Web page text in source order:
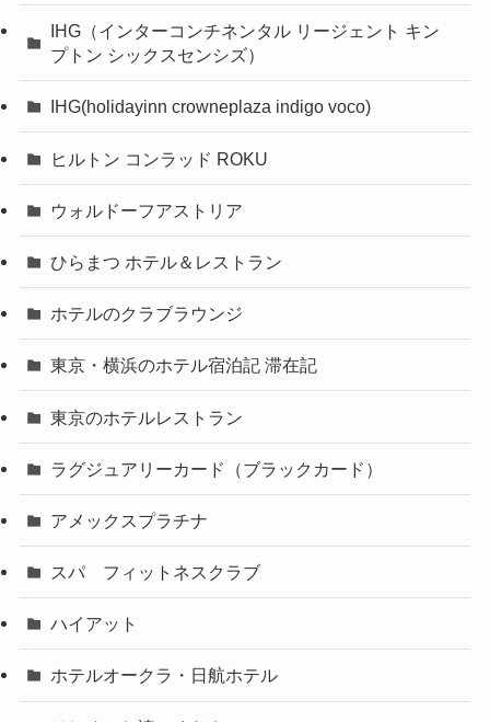
IHG（インターコンチネンタル リージェント キン
プトン シックスセンシズ）
IHG(holidayinn crowneplaza indigo voco)
ヒルトン コンラッド ROKU
ウォルドーフアストリア
ひらまつ ホテル＆レストラン
ホテルのクラブラウンジ
東京・横浜のホテル宿泊記 滞在記
東京のホテルレストラン
ラグジュアリーカード（ブラックカード）
アメックスプラチナ
スパ フィットネスクラブ
ハイアット
ホテルオークラ・日航ホテル